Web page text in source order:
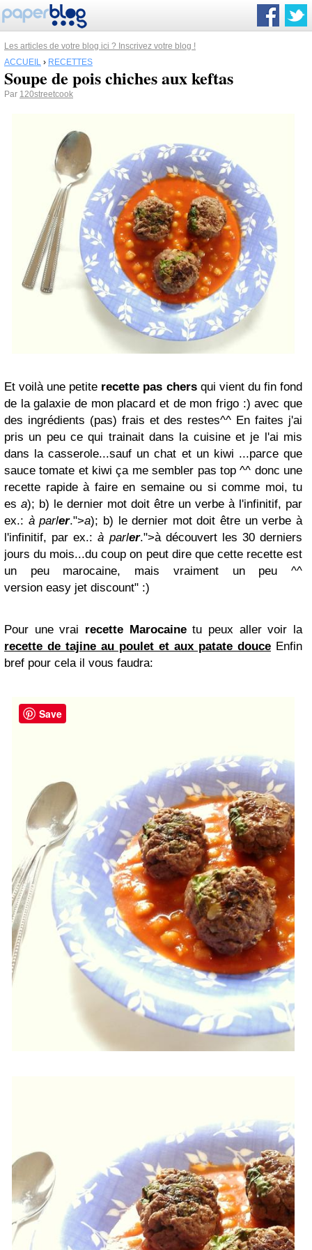
Les articles de votre blog ici ? Inscrivez votre blog !
ACCUEIL › RECETTES
Soupe de pois chiches aux keftas
Par 120streetcook
Et voilà une petite recette pas chersqui vient du fin fond
de la galaxie de mon placard et de mon frigo :) avec que
des ingrédients (pas) frais et des restes^^ En faites j'ai
pris un peu ce qui trainaitdans la cuisine et je l'ai mis
dans la casserole...sauf un chat et un kiwi ...parce que
sauce tomate et kiwiça me sembler pas top ^^ donc une
recette rapide à faire en semaine ou si comme moi, tu
es a); b) le dernier mot doit être un verbe à l'infinitif, par
ex.: à parler.">a); b) le dernier mot doit être un verbe à
l'infinitif, par ex.:à parler.">à découvertles 30 derniers
jours du mois...du coup on peut dire que cette recette est
un peu marocaine, mais vraiment un peu ^^
version easy jet discount" :)
Pour une vrai recette Marocainetu peux aller voir la
recette de tajine au poulet et aux patate douce Enfin
bref pour cela il vous faudra:
Save